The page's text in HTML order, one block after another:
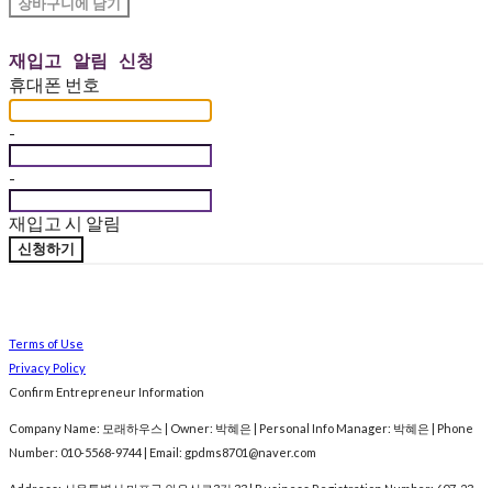
장바구니에 담기
재입고 알림 신청
휴대폰 번호
-
-
재입고 시 알림
신청하기
Terms of Use
Privacy Policy
Confirm Entrepreneur Information
Company Name: 모래하우스 | Owner: 박혜은 | Personal Info Manager: 박혜은 | Phone
Number: 010-5568-9744 | Email: gpdms8701@naver.com